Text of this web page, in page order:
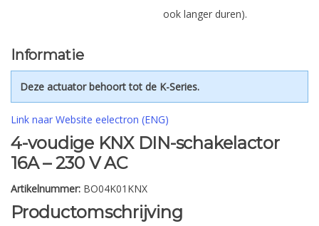
ook langer duren).
Informatie
Deze actuator behoort tot de K-Series.
Link naar Website eelectron (ENG)
4-voudige KNX DIN-schakelactor
16A – 230 V AC
Artikelnummer: BO04K01KNX
Productomschrijving